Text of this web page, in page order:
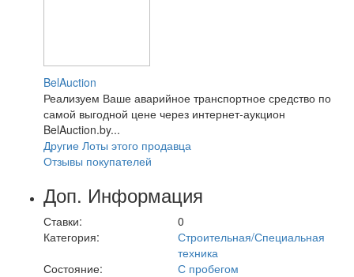
BelAuction
Реализуем Ваше аварийное транспортное средство по
самой выгодной цене через интернет-аукцион
BelAuction.by...
Другие Лоты этого продавца
Отзывы покупателей
Доп. Информация
Ставки:
0
Категория:
Строительная/Специальная
техника
Состояние:
С пробегом